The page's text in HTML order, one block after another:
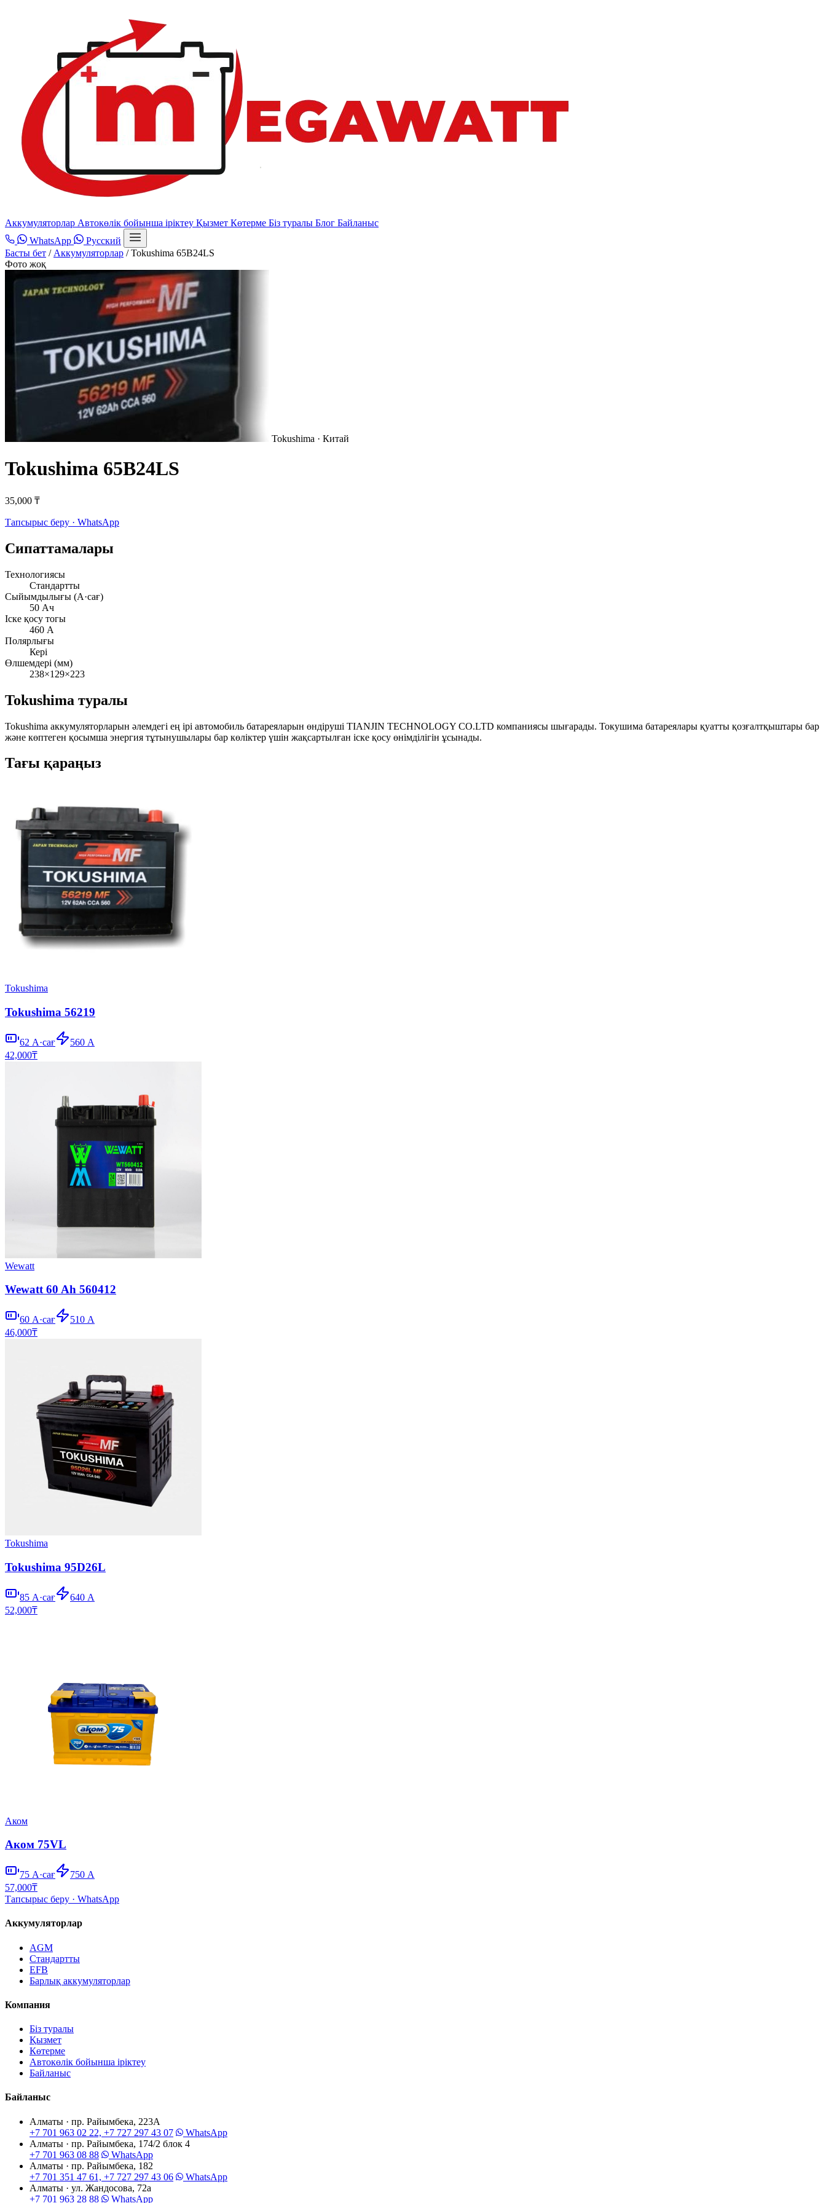
Аккумуляторлар Автокөлік бойынша іріктеу Қызмет Көтерме Біз туралы Блог Байланыс
WhatsApp
Русский
Басты бет / Аккумуляторлар / Tokushima 65B24LS
Фото жоқ
Tokushima · Китай
Tokushima 65B24LS
35,000 ₸
Тапсырыс беру · WhatsApp
Сипаттамалары
Технологиясы
Стандартты
Сыйымдылығы (А·сағ)
50 Ач
Іске қосу тогы
460 А
Полярлығы
Кері
Өлшемдері (мм)
238×129×223
Tokushima туралы
Tokushima аккумуляторларын әлемдегі ең ірі автомобиль батареяларын өндіруші TIANJIN TECHNOLOGY CO.LTD компаниясы шығарады. Токушима батареялары қуатты қозғалтқыштары бар
және көптеген қосымша энергия тұтынушылары бар көліктер үшін жақсартылған іске қосу өнімділігін ұсынады.
Тағы қараңыз
Tokushima
Tokushima 56219
62 А·сағ 560 А
42,000₸
Wewatt
Wewatt 60 Ah 560412
60 А·сағ 510 А
46,000₸
Tokushima
Tokushima 95D26L
85 А·сағ 640 А
52,000₸
Аком
Аком 75VL
75 А·сағ 750 А
57,000₸
Тапсырыс беру · WhatsApp
Аккумуляторлар
AGM
Стандартты
EFB
Барлық аккумуляторлар
Компания
Біз туралы
Қызмет
Көтерме
Автокөлік бойынша іріктеу
Байланыс
Байланыс
Алматы · пр. Райымбека, 223А
+7 701 963 02 22, +7 727 297 43 07
WhatsApp
Алматы · пр. Райымбека, 174/2 блок 4
+7 701 963 08 88
WhatsApp
Алматы · пр. Райымбека, 182
+7 701 351 47 61, +7 727 297 43 06
WhatsApp
Алматы · ул. Жандосова, 72а
+7 701 963 28 88
WhatsApp